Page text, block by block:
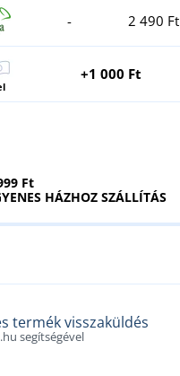
- 2 490 Ft
+1 000 Ft
Ft
HÁZHOZ SZÁLLÍTÁS
termék visszaküldés
segítségével